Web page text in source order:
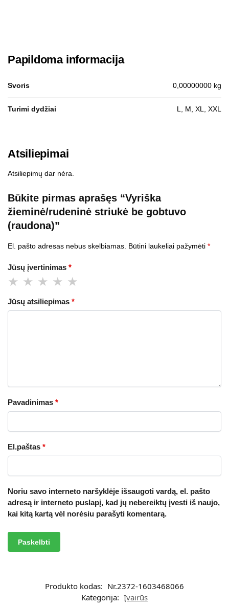
Papildoma informacija
Svoris 0,00000000 kg
Turimi dydžiai L, M, XL, XXL
Atsiliepimai
Atsiliepimų dar nėra.
Būkite pirmas aprašęs “Vyriška
žieminė/rudeninė striukė be gobtuvo
(raudona)”
El. pašto adresas nebus skelbiamas. Būtini laukeliai pažymėti *
Jūsų įvertinimas *
Jūsų atsiliepimas *
Pavadinimas *
El.paštas *
Noriu savo interneto naršyklėje išsaugoti vardą, el. pašto
adresą ir interneto puslapį, kad jų nebereiktų įvesti iš naujo,
kai kitą kartą vėl norėsiu parašyti komentarą.
Produkto kodas: Nr.2372-1603468066
Kategorija: Įvairūs